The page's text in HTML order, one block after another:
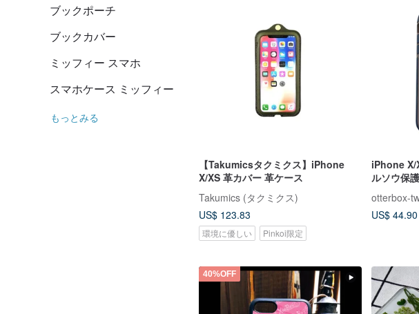
ブックポーチ
ブックカバー
ミッフィー スマホ
スマホケース ミッフィー
もっとみる
【Takumicsタクミクス】iPhone
X/XS 革カバー 革ケース
Takumics (タクミクス)
US$ 123.83
環境に優しい Pinkoi限定
iPhone X/
ルソウ保
otterbox-
US$ 44.90
40%OFF